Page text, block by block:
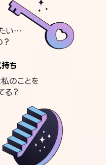
い…
ち
のことを
る？